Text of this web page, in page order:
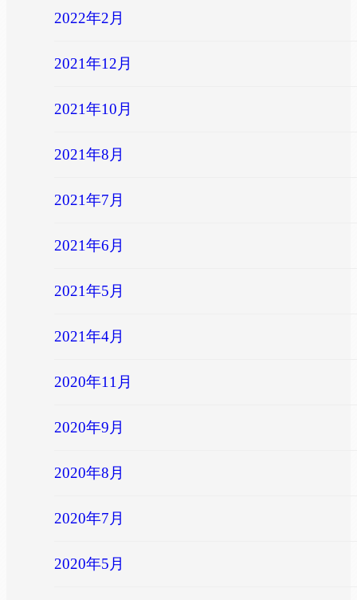
2022年2月
2021年12月
2021年10月
2021年8月
2021年7月
2021年6月
2021年5月
2021年4月
2020年11月
2020年9月
2020年8月
2020年7月
2020年5月